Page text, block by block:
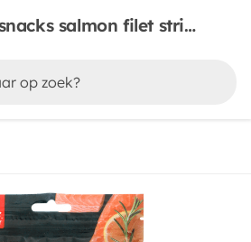
Pets hondensnacks salmon filet strips